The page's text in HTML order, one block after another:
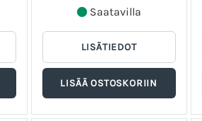
Saatavilla